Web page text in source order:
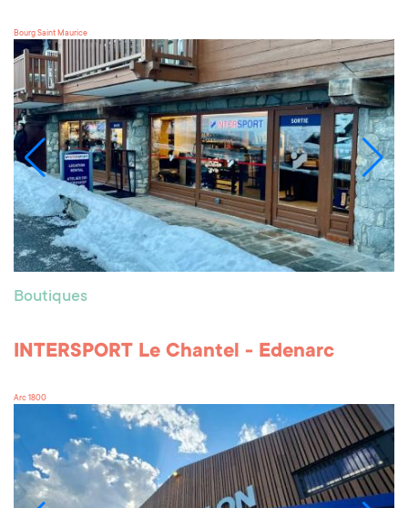
Bourg Saint Maurice
Boutiques
INTERSPORT Le Chantel - Edenarc
Arc 1800